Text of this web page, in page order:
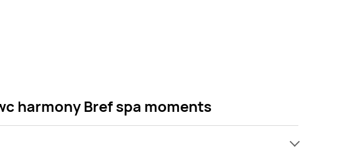
harmony Bref spa moments